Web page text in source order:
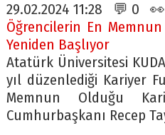
29.02.2024 11:28 💬 0 👀
Öğrencilerin En
Yeniden Başlıyor
Atatürk Üniversitesi
yıl düzenlediği Kariyer
Memnun Olduğu
Cumhurbaşkanı Recep